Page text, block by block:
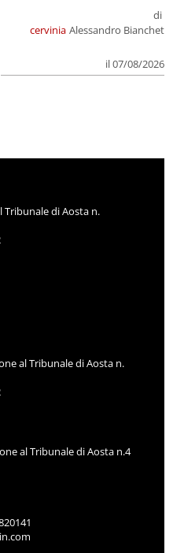
cervinia
di
Alessandro Bianchet
il 07/08/2026
di Aosta n.
al Tribunale di Aosta n.
al Tribunale di Aosta n.4